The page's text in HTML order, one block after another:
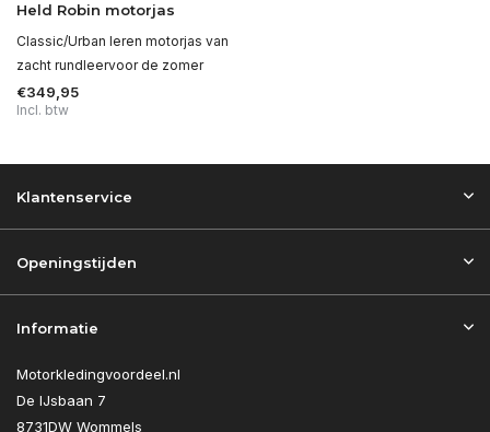
Held Robin motorjas
Classic/Urban leren motorjas van
zacht rundleervoor de zomer
€349,95
Incl. btw
Klantenservice
Openingstijden
Informatie
Motorkledingvoordeel.nl
De IJsbaan 7
8731DW Wommels